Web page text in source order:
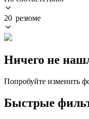
20 резюме
Ничего не
Попробуйте изменить
Быстрые